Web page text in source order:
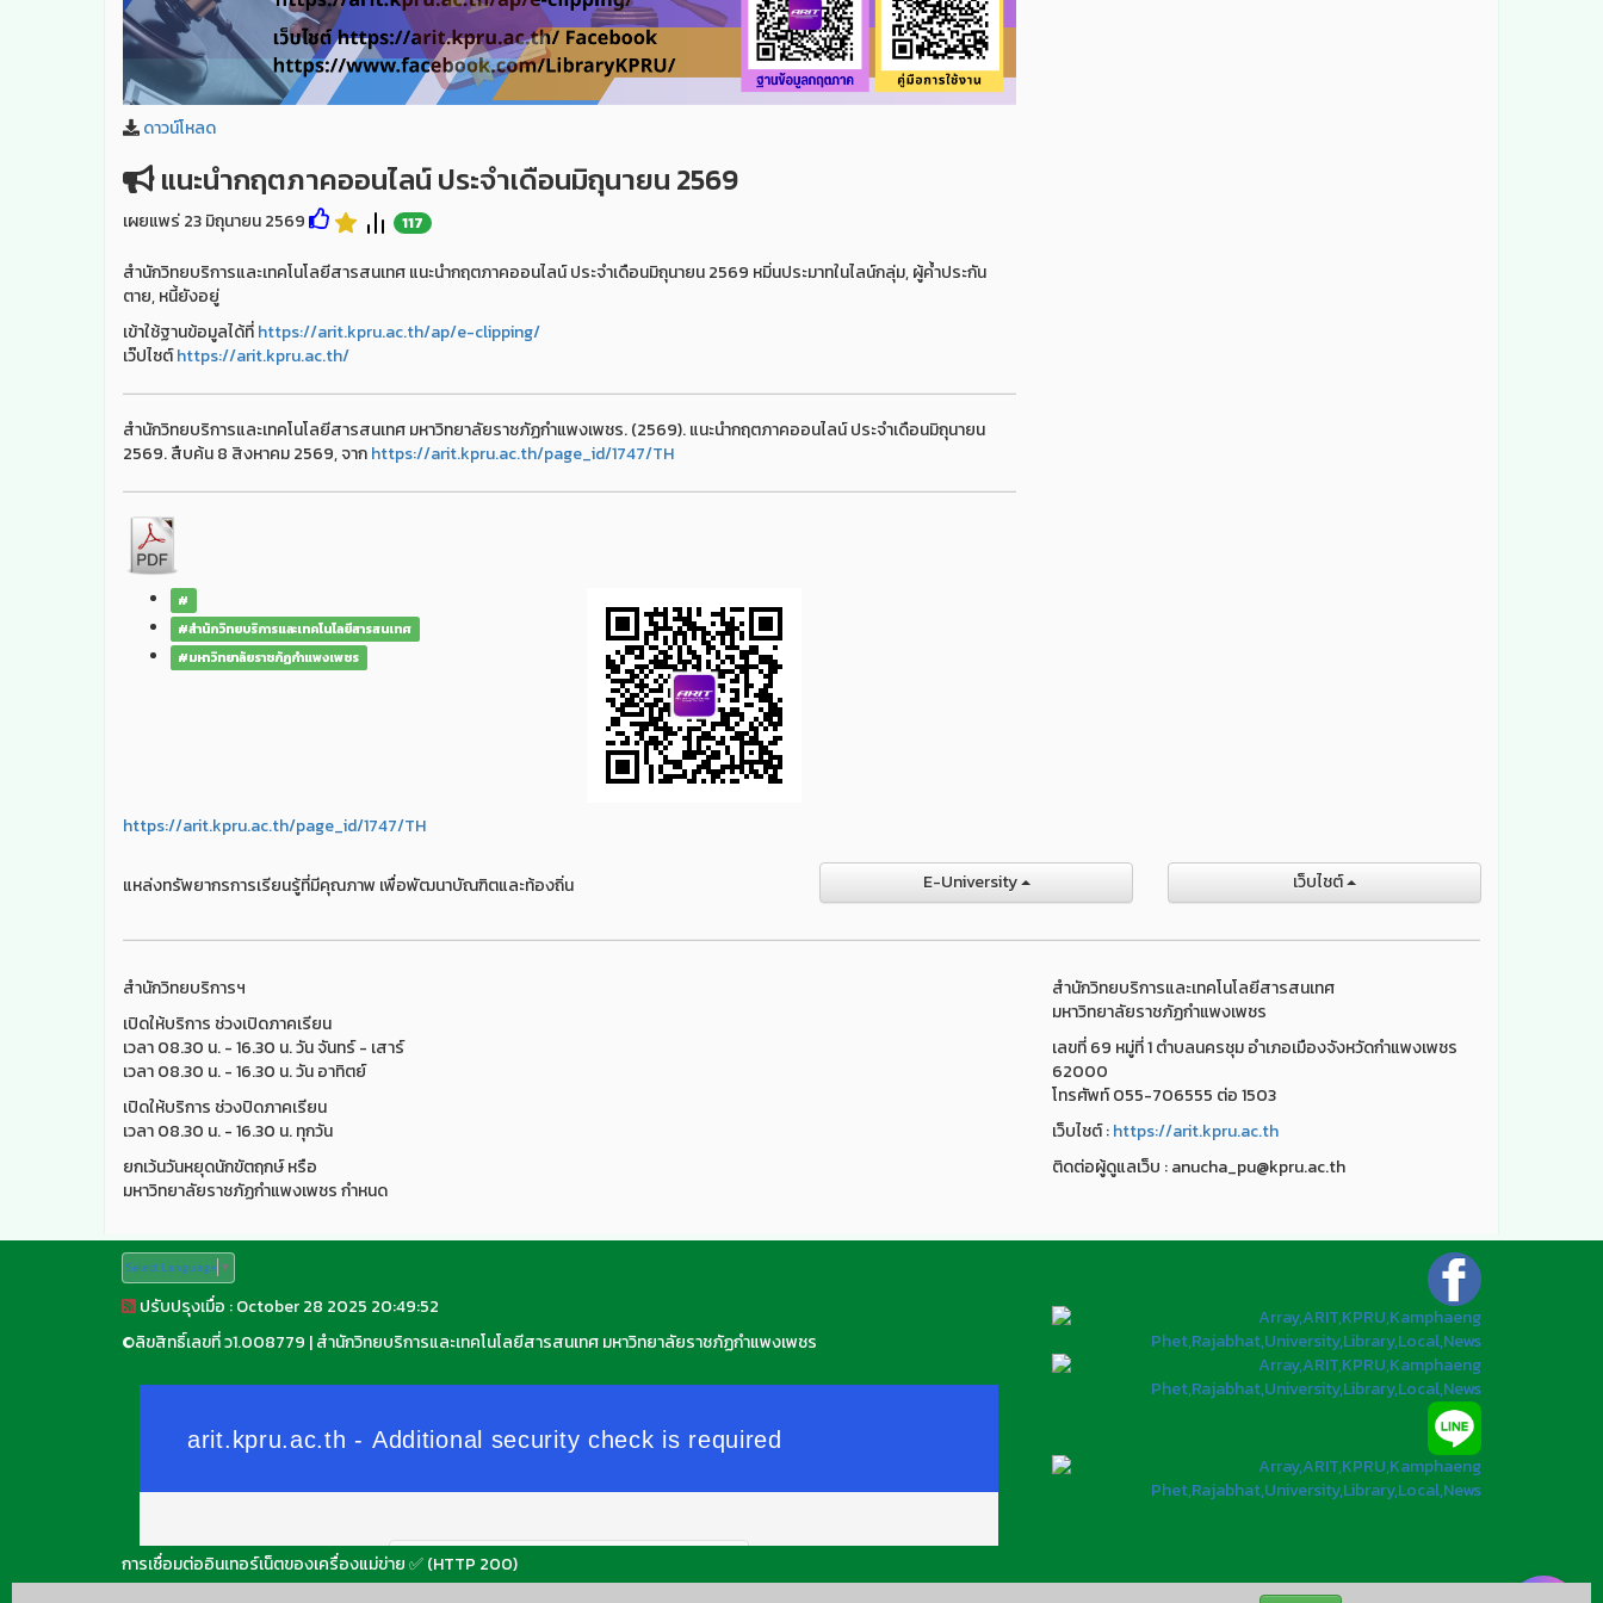
ดาวน์โหลด
แนะนำกฤตภาคออนไลน์ ประจำเดือนมิถุนายน 2569
เผยแพร่ 23 มิถุนายน 2569 117
สำนักวิทยบริการและเทคโนโลยีสารสนเทศ แนะนำกฤตภาคออนไลน์ ประจำเดือนมิถุนายน 2569 หมิ่นประมาทในไลน์กลุ่ม, ผู้ค้ำประกัน
ตาย, หนี้ยังอยู่
เข้าใช้ฐานข้อมูลได้ที่https://arit.kpru.ac.th/ap/e-clipping/
เว๊ปไซต์https://arit.kpru.ac.th/
สำนักวิทยบริการและเทคโนโลยีสารสนเทศ มหาวิทยาลัยราชภัฏกำแพงเพชร. (2569). แนะนำกฤตภาคออนไลน์ ประจำเดือนมิถุนายน
2569. สืบค้น 8 สิงหาคม 2569, จากhttps://arit.kpru.ac.th/page_id/1747/TH
#
#สำนักวิทยบริการและเทคโนโลยีสารสนเทศ
#มหาวิทยาลัยราชภัฏกำแพงเพชร
https://arit.kpru.ac.th/page_id/1747/TH
แหล่งทรัพยากรการเรียนรู้ที่มีคุณภาพ เพื่อพัฒนาบัณฑิตและท้องถิ่น E-University เว็บไชต์
สำนักวิทยบริการฯ
เปิดให้บริการ ช่วงเปิดภาคเรียน
เวลา 08.30 น. - 16.30 น. วัน จันทร์ - เสาร์
เวลา 08.30 น. - 16.30 น. วัน อาทิตย์
เปิดให้บริการ ช่วงปิดภาคเรียน
เวลา 08.30 น. - 16.30 น. ทุกวัน
ยกเว้นวันหยุดนักขัตฤกษ์ หรือ
มหาวิทยาลัยราชภัฏกำแพงเพชร กำหนด
สำนักวิทยบริการและเทคโนโลยีสารสนเทศ
มหาวิทยาลัยราชภัฏกำแพงเพชร
เลขที่ 69 หมู่ที่ 1 ตำบลนครชุม อำเภอเมืองจังหวัดกำแพงเพชร
62000
โทรศัพท์ 055-706555 ต่อ 1503
เว็บไชต์ :https://arit.kpru.ac.th
ติดต่อผู้ดูแลเว็บ : anucha_pu@kpru.ac.th
Select Language ▼
ปรับปรุงเมื่อ : October 28 2025 20:49:52
©ลิขสิทธิ์เลขที่ ว1.008779 |สำนักวิทยบริการและเทคโนโลยีสารสนเทศ มหาวิทยาลัยราชภัฏกำแพงเพชร
การเชื่อมต่ออินเทอร์เน็ตของเครื่องแม่ข่าย ✅ (HTTP 200)